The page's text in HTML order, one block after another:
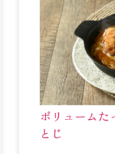
ボリュームた
とじ